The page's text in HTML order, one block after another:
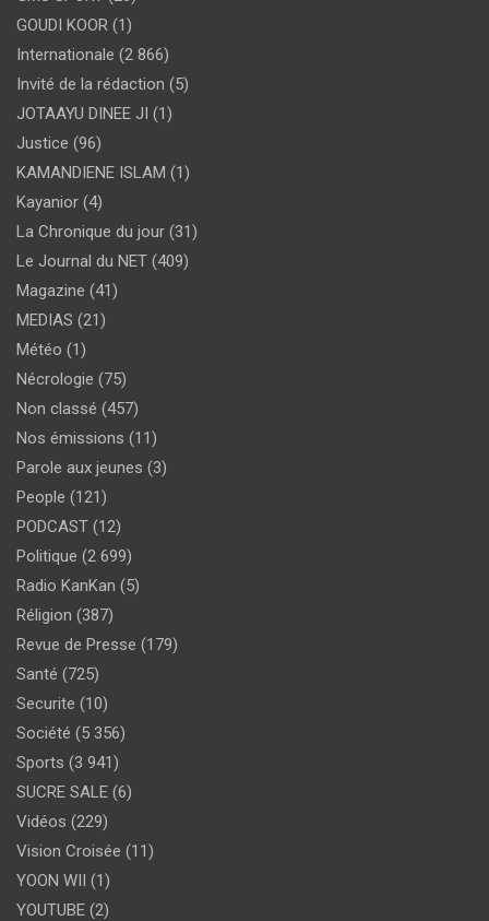
GOUDI KOOR (1)
Internationale (2 866)
Invité de la rédaction (5)
JOTAAYU DINEE JI (1)
Justice (96)
KAMANDIENE ISLAM (1)
Kayanior (4)
La Chronique du jour (31)
Le Journal du NET (409)
Magazine (41)
MEDIAS (21)
Météo (1)
Nécrologie (75)
Non classé (457)
Nos émissions (11)
Parole aux jeunes (3)
People (121)
PODCAST (12)
Politique (2 699)
Radio KanKan (5)
Réligion (387)
Revue de Presse (179)
Santé (725)
Securite (10)
Société (5 356)
Sports (3 941)
SUCRE SALE (6)
Vidéos (229)
Vision Croisée (11)
YOON WII (1)
YOUTUBE (2)